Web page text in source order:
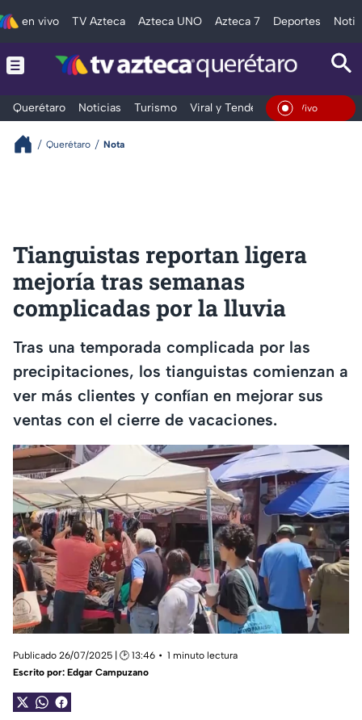
en vivo TV Azteca Azteca UNO Azteca 7 Deportes
Querétaro Noticias Turismo Viral y Tendencia Clima
En Vivo
Querétaro Nota
Tianguistas reportan ligera
mejoría tras semanas
complicadas por la lluvia
Tras una temporada complicada por las
precipitaciones, los tianguistas comienzan a
ver más clientes y confían en mejorar sus
ventas con el cierre de vacaciones.
Publicado 26/07/2025 | 🕑 13:46
1 minuto lectura
Escrito por: Edgar Campuzano